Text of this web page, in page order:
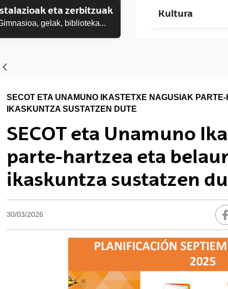
eta zerbitzuak
gelak, biblioteka...
Kultura
SECOT ETA UNAMUNO IKASTETXE NAGUSIAK
IKASKUNTZA SUSTATZEN DUTE
SECOT eta Unamuno
parte-hartzea eta
ikaskuntza sustatzen
30/03/2026